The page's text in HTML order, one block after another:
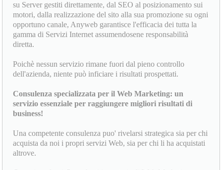
su Server gestiti direttamente, dal SEO al posizionamento sui
motori, dalla realizzazione del sito alla sua promozione su ogni
opportuno canale, Anyweb garantisce l'efficacia dei tutta la
gamma di Servizi Internet assumendosene responsabilità
diretta.
Poichè nessun servizio rimane fuori dal pieno controllo
dell'azienda, niente può inficiare i risultati prospettati.
Consulenza specializzata per il Web Marketing: un
servizio essenziale per raggiungere migliori risultati di
business!
Una competente consulenza puo' rivelarsi strategica sia per chi
acquista da noi i propri servizi Web, sia per chi li ha acquistati
altrove.